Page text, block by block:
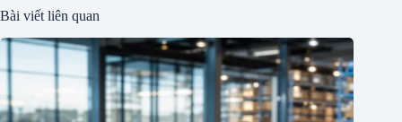
Bài viết liên quan